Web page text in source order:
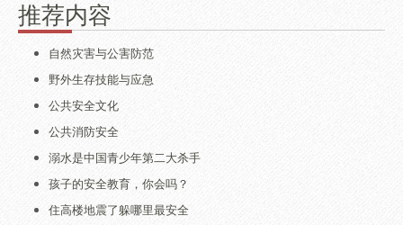
推荐内容
自然灾害与公害防范
野外生存技能与应急
公共安全文化
公共消防安全
溺水是中国青少年第二大杀手
孩子的安全教育，你会吗？
住高楼地震了躲哪里最安全